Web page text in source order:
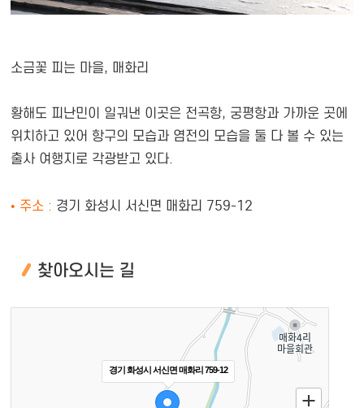
소금꽃 피는 마을, 매화리
황해도 피난민이 일궈낸 이곳은 전곡항, 궁평항과 가까운 곳에
위치하고 있어 항구의 모습과 염전의 모습을 둘 다 볼 수 있는
출사 여행지로 각광받고 있다.
• 주소 : 경기 화성시 서신면 매화리 759-12
찾아오시는 길
경기 화성시 서신면 매화리 759-12